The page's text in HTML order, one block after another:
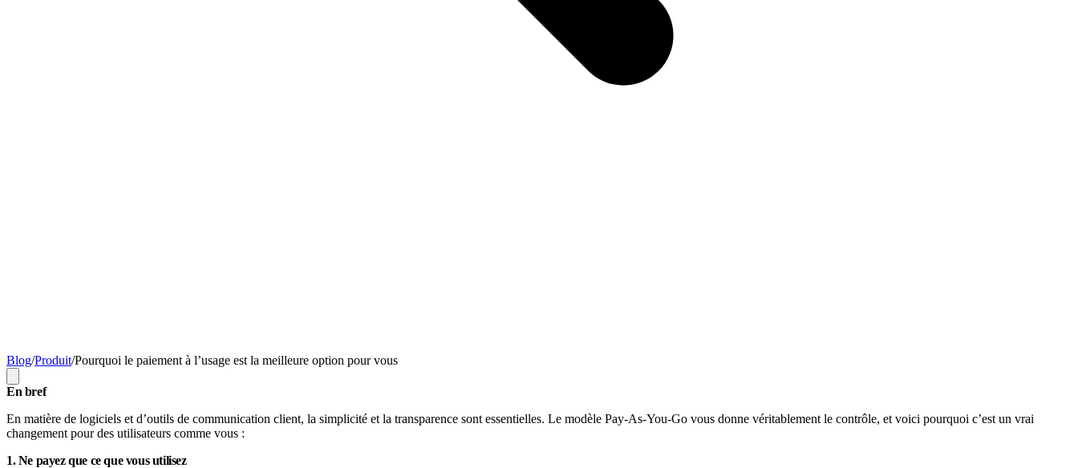
Blog/Produit/Pourquoi le paiement à l’usage est la meilleure option pour vous
En bref
En matière de logiciels et d’outils de communication client, la simplicité et la transparence sont essentielles. Le modèle Pay-As-You-Go vous donne véritablement le contrôle, et voici pourquoi c’est un vrai
changement pour des utilisateurs comme vous :
1. Ne payez que ce que vous utilisez